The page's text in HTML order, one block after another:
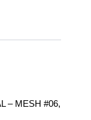
– MESH #06,